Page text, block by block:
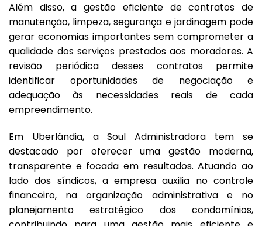
Além disso, a gestão eficiente de contratos de
manutenção, limpeza, segurança e jardinagem pode
gerar economias importantes sem comprometer a
qualidade dos serviços prestados aos moradores. A
revisão periódica desses contratos permite
identificar oportunidades de negociação e
adequação às necessidades reais de cada
empreendimento.
Em Uberlândia, a Soul Administradora tem se
destacado por oferecer uma gestão moderna,
transparente e focada em resultados. Atuando ao
lado dos síndicos, a empresa auxilia no controle
financeiro, na organização administrativa e no
planejamento estratégico dos condomínios,